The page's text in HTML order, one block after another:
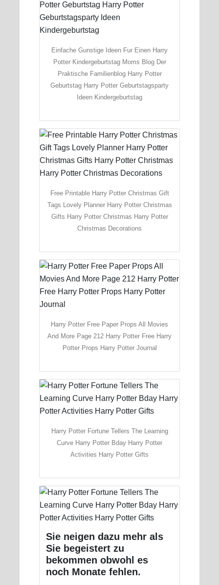
Einfache Gunstige Ideen Fur Einen Harry
Potter Kindergeburtstag Moms Blog Der
Praktische Familienblog Harry Potter
Geburtstag Harry Potter Geburtstagsparty
Ideen Kindergeburtstag
Free Printable Harry Potter Christmas Gift
Tags Lovely Planner Harry Potter Christmas
Gifts Harry Potter Christmas Harry Potter
Christmas Decorations
Harry Potter Free Paper Props All Movies
And More Page 212 Harry Potter Free Harry
Potter Props Harry Potter Journal
Harry Potter Fortune Tellers The Learning
Curve Harry Potter Bday Harry Potter
Activities Harry Potter Gifts
Sie neigen dazu mehr als
Sie begeistert zu
bekommen obwohl es
noch Monate fehlen.